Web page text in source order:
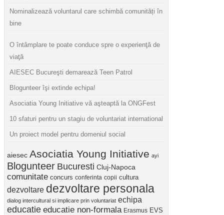
Nominalizează voluntarul care schimbă comunități în
bine
O întâmplare te poate conduce spre o experienţă de
viaţă
AIESEC Bucureşti demarează Teen Patrol
Blogunteer îşi extinde echipa!
Asociatia Young Initiative vă aşteaptă la ONGFest
10 sfaturi pentru un stagiu de voluntariat international
Un proiect model pentru domeniul social
aiesec Asociatia Young Initiative ayi
Blogunteer Bucuresti Cluj-Napoca
comunitate concurs conferinta copii cultura
dezvoltare dezvoltare personala
dialog intercultural si implicare prin voluntariat echipa
educatie educatie non-formala Erasmus EVS